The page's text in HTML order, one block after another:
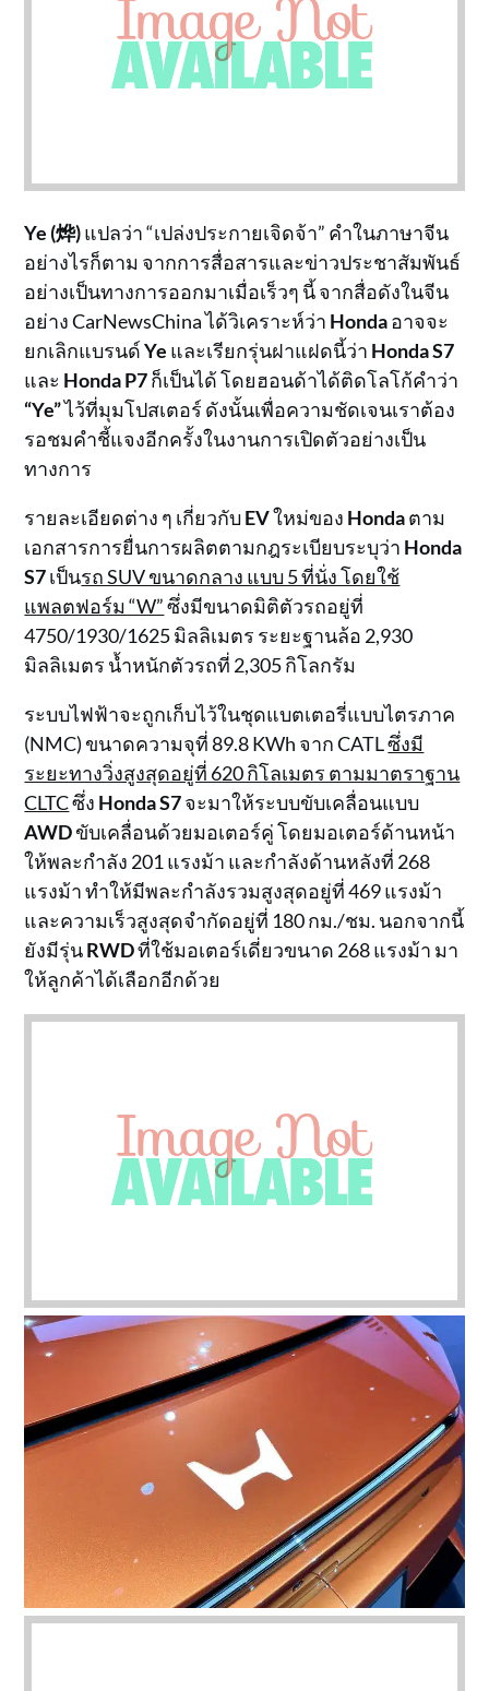
Ye (烨)แปลว่า “เปล่งประกายเจิดจ้า” คำในภาษาจีน
อย่างไรก็ตาม จากการสื่อสารและข่าวประชาสัมพันธ์
อย่างเป็นทางการออกมาเมื่อเร็วๆ นี้ จากสื่อดังในจีน
อย่าง CarNewsChina ได้วิเคราะห์ว่า Hondaอาจจะ
ยกเลิกแบรนด์Ye และเรียกรุ่นฝาแฝดนี้ว่า Honda S7
และ Honda P7ก็เป็นได้ โดยฮอนด้าได้ติดโลโก้คำว่า
“Ye”ไว้ที่มุมโปสเตอร์ ดังนั้นเพื่อความชัดเจนเราต้อง
รอชมคำชี้แจงอีกครั้งในงานการเปิดตัวอย่างเป็น
ทางการ
รายละเอียดต่าง ๆ เกี่ยวกับEVใหม่ของ Hondaตาม
เอกสารการยื่นการผลิตตามกฎระเบียบระบุว่า Honda
S7เป็นรถ SUV ขนาดกลาง แบบ 5 ที่นั่ง โดยใช้
แพลตฟอร์ม “W”ซึ่งมีขนาดมิติตัวรถอยู่ที่
4750/1930/1625 มิลลิเมตร ระยะฐานล้อ 2,930
มิลลิเมตร น้ำหนักตัวรถที่ 2,305 กิโลกรัม
ระบบไฟฟ้าจะถูกเก็บไว้ในชุดแบตเตอรี่แบบไตรภาค
(NMC) ขนาดความจุที่ 89.8 KWh จาก CATLซึ่งมี
ระยะทางวิ่งสูงสุดอยู่ที่ 620 กิโลเมตร ตามมาตราฐาน
CLTCซึ่ง Honda S7จะมาให้ระบบขับเคลื่อนแบบ
AWDขับเคลื่อนด้วยมอเตอร์คู่ โดยมอเตอร์ด้านหน้า
ให้พละกำลัง 201 แรงม้า และกำลังด้านหลังที่ 268
แรงม้า ทำให้มีพละกำลังรวมสูงสุดอยู่ที่ 469 แรงม้า
และความเร็วสูงสุดจำกัดอยู่ที่ 180 กม./ชม. นอกจากนี้
ยังมีรุ่นRWDที่ใช้มอเตอร์เดี่ยวขนาด 268 แรงม้า มา
ให้ลูกค้าได้เลือกอีกด้วย